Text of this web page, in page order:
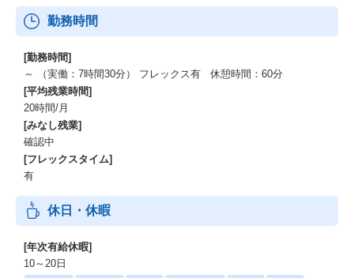
勤務時間
[勤務時間]
～ （実働：7時間30分） フレックス有 休憩時間：60分
[平均残業時間]
20時間/月
[みなし残業]
確認中
[フレックスタイム]
有
休日・休暇
[年次有給休暇]
10～20日